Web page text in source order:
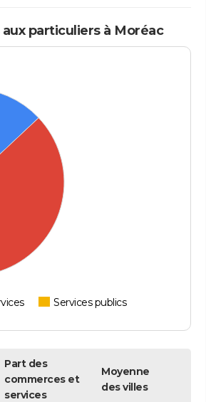
particuliers à Moréac
Services publics
Part des
commerces et
services
Moyenne
des villes